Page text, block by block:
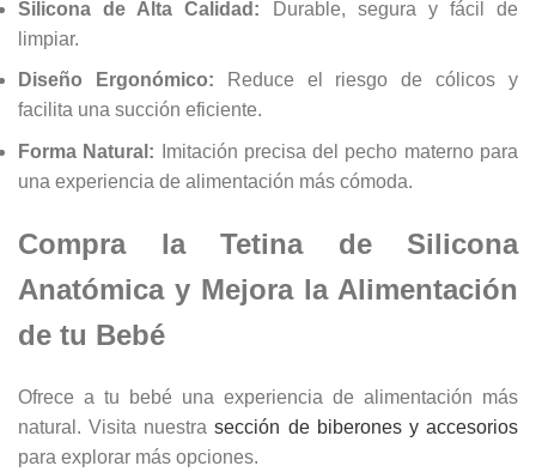
Silicona de Alta Calidad: Durable, segura y fácil de
limpiar.
Diseño Ergonómico: Reduce el riesgo de cólicos y
facilita una succión eficiente.
Forma Natural: Imitación precisa del pecho materno para
una experiencia de alimentación más cómoda.
Compra la Tetina de Silicona
Anatómica y Mejora la Alimentación
de tu Bebé
Ofrece a tu bebé una experiencia de alimentación más
natural. Visita nuestrasección de biberones y accesorios
para explorar más opciones.